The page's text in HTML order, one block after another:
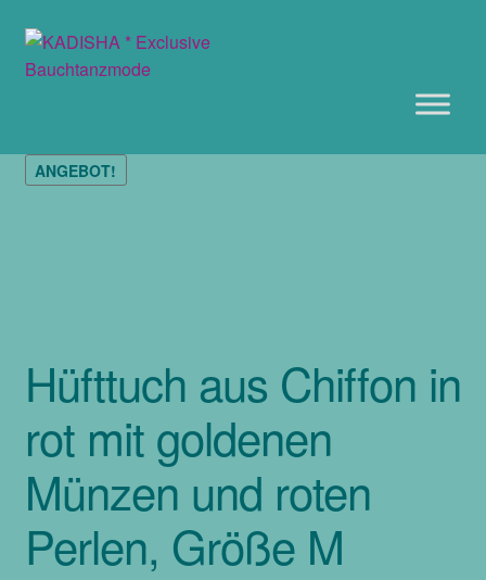
Zur
Navigation
Zum
Inhalt
ANGEBOT!
Hüfttuch aus Chiffon in
rot mit goldenen
Münzen und roten
Perlen, Größe M